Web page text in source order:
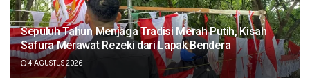
Sepuluh Tahun Menjaga Tradisi Merah Putih, Kisah
Safura Merawat Rezeki dari Lapak Bendera
4 AGUSTUS 2026